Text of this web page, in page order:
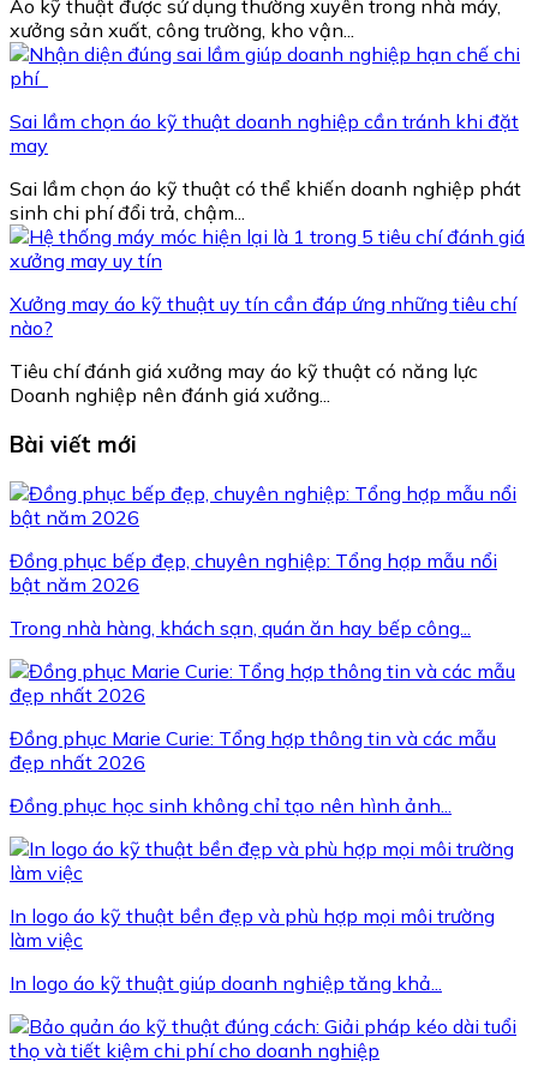
Áo kỹ thuật được sử dụng thường xuyên trong nhà máy,
xưởng sản xuất, công trường, kho vận...
Sai lầm chọn áo kỹ thuật doanh nghiệp cần tránh khi đặt
may
Sai lầm chọn áo kỹ thuật có thể khiến doanh nghiệp phát
sinh chi phí đổi trả, chậm...
Xưởng may áo kỹ thuật uy tín cần đáp ứng những tiêu chí
nào?
Tiêu chí đánh giá xưởng may áo kỹ thuật có năng lực
Doanh nghiệp nên đánh giá xưởng...
Bài viết mới
Đồng phục bếp đẹp, chuyên nghiệp: Tổng hợp mẫu nổi
bật năm 2026
Trong nhà hàng, khách sạn, quán ăn hay bếp công...
Đồng phục Marie Curie: Tổng hợp thông tin và các mẫu
đẹp nhất 2026
Đồng phục học sinh không chỉ tạo nên hình ảnh...
In logo áo kỹ thuật bền đẹp và phù hợp mọi môi trường
làm việc
In logo áo kỹ thuật giúp doanh nghiệp tăng khả...